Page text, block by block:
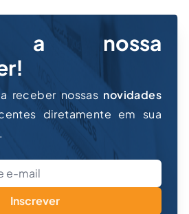
a nossa
receber nossas novidades
diretamente em sua
Inscrever